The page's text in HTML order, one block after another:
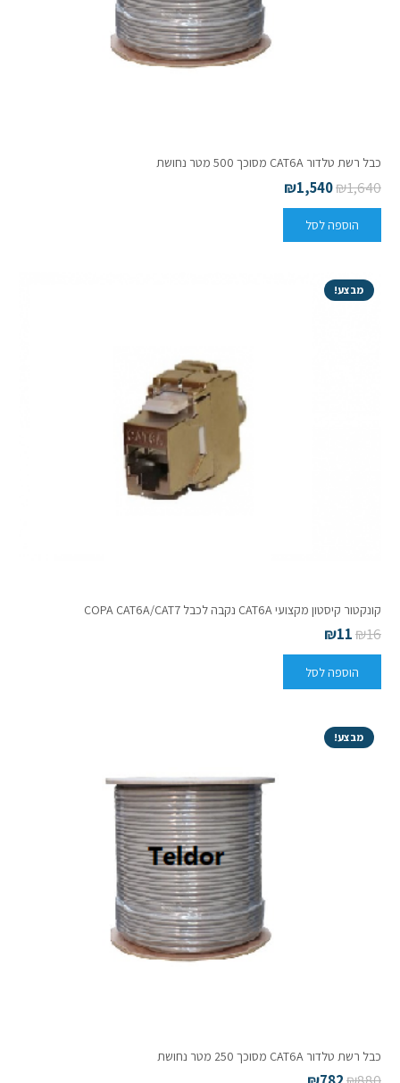
כבל רשת טלדור CAT6A מסוכך 500 מטר נחושת
₪1,640
₪1,540
הוספה לסל
מבצע!
קונקטור קיסטון מקצועי CAT6A נקבה לכבל COPA CAT6A/CAT7
₪16
₪11
הוספה לסל
מבצע!
כבל רשת טלדור CAT6A מסוכך 250 מטר נחושת